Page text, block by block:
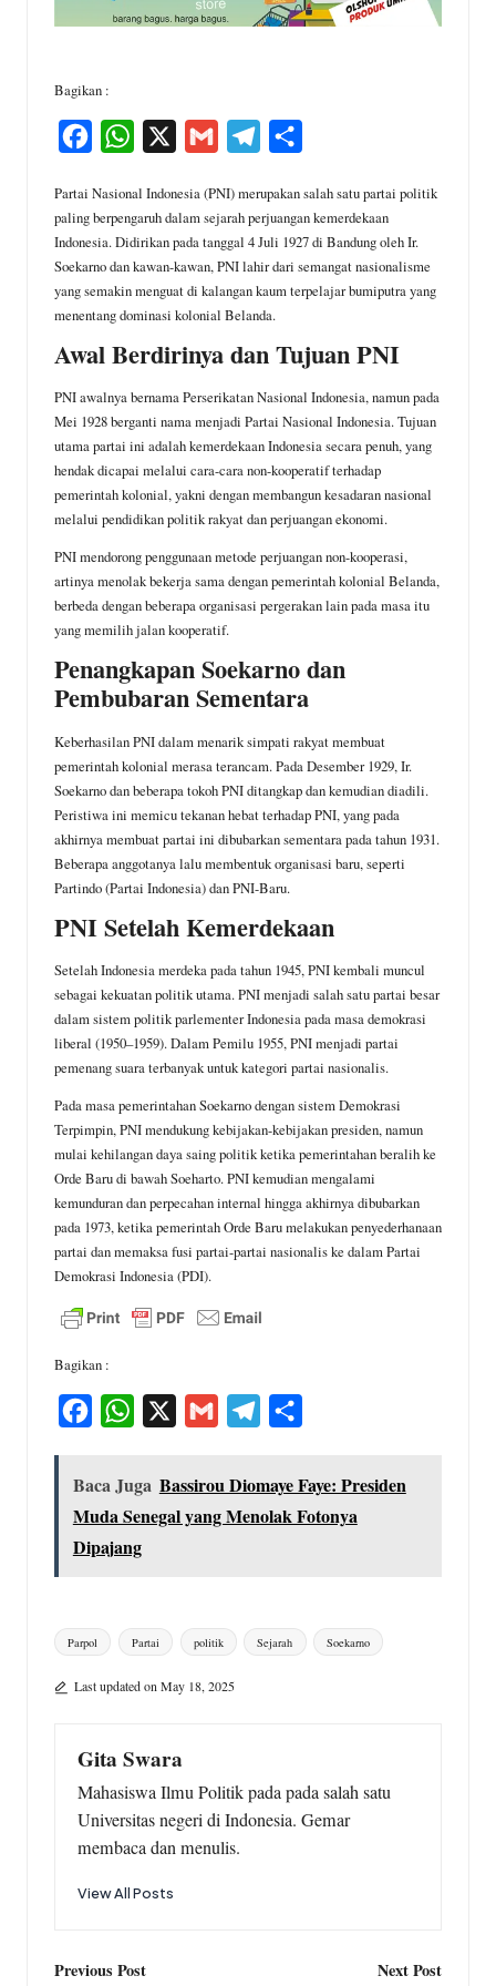
Bagikan :
c
e
b
o
k
W
a
t
s
A
p
a
i
l
l
e
g
r
m
a
r
e
Partai Nasional Indonesia (PNI) merupakan salah satu partai politik
paling berpengaruh dalam sejarah perjuangan kemerdekaan
Indonesia. Didirikan pada tanggal 4 Juli 1927 di Bandung oleh Ir.
Soekarno dan kawan-kawan, PNI lahir dari semangat nasionalisme
yang semakin menguat di kalangan kaum terpelajar bumiputra yang
menentang dominasi kolonial Belanda.
Awal Berdirinya dan Tujuan PNI
PNI awalnya bernama Perserikatan Nasional Indonesia, namun pada
Mei 1928 berganti nama menjadi Partai Nasional Indonesia. Tujuan
utama partai ini adalah kemerdekaan Indonesia secara penuh, yang
hendak dicapai melalui cara-cara non-kooperatif terhadap
pemerintah kolonial, yakni dengan membangun kesadaran nasional
melalui pendidikan politik rakyat dan perjuangan ekonomi.
PNI mendorong penggunaan metode perjuangan non-kooperasi,
artinya menolak bekerja sama dengan pemerintah kolonial Belanda,
berbeda dengan beberapa organisasi pergerakan lain pada masa itu
yang memilih jalan kooperatif.
Penangkapan Soekarno dan
Pembubaran Sementara
Keberhasilan PNI dalam menarik simpati rakyat membuat
pemerintah kolonial merasa terancam. Pada Desember 1929, Ir.
Soekarno dan beberapa tokoh PNI ditangkap dan kemudian diadili.
Peristiwa ini memicu tekanan hebat terhadap PNI, yang pada
akhirnya membuat partai ini dibubarkan sementara pada tahun 1931.
Beberapa anggotanya lalu membentuk organisasi baru, seperti
Partindo (Partai Indonesia) dan PNI-Baru.
PNI Setelah Kemerdekaan
Setelah Indonesia merdeka pada tahun 1945, PNI kembali muncul
sebagai kekuatan politik utama. PNI menjadi salah satu partai besar
dalam sistem politik parlementer Indonesia pada masa demokrasi
liberal (1950–1959). Dalam Pemilu 1955, PNI menjadi partai
pemenang suara terbanyak untuk kategori partai nasionalis.
Pada masa pemerintahan Soekarno dengan sistem Demokrasi
Terpimpin, PNI mendukung kebijakan-kebijakan presiden, namun
mulai kehilangan daya saing politik ketika pemerintahan beralih ke
Orde Baru di bawah Soeharto. PNI kemudian mengalami
kemunduran dan perpecahan internal hingga akhirnya dibubarkan
pada 1973, ketika pemerintah Orde Baru melakukan penyederhanaan
partai dan memaksa fusi partai-partai nasionalis ke dalam Partai
Demokrasi Indonesia (PDI).
Bagikan :
c
e
b
k
W
a
t
s
p
a
i
l
e
m
a
r
Baca Juga Bassirou Diomaye Faye: Presiden
Muda Senegal yang Menolak Fotonya
Dipajang
Tags:
Parpol Partai politik Sejarah Soekarno
Last updated on May 18, 2025
Gita Swara
Mahasiswa Ilmu Politik pada pada salah satu
Universitas negeri di Indonesia. Gemar
membaca dan menulis.
View All Posts
Post
Previous Post Next Post